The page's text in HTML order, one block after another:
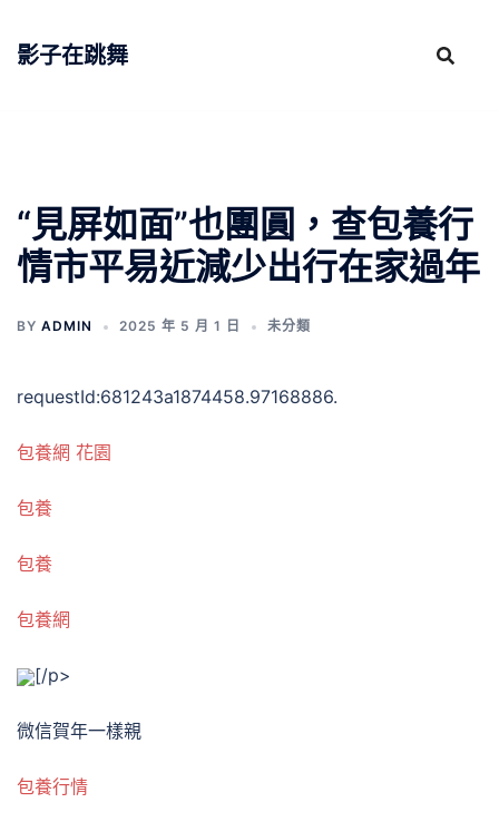
影子在跳舞
“見屏如面”也團圓，查包養行
情市平易近減少出行在家過年
BY ADMIN 2025 年 5 月 1 日 未分類
requestId:681243a1874458.97168886.
包養網 花園
包養
包養
包養網
[/p>
微信賀年一樣親
包養行情